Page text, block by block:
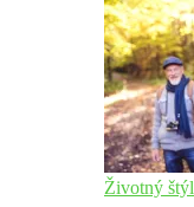
Životný štýl